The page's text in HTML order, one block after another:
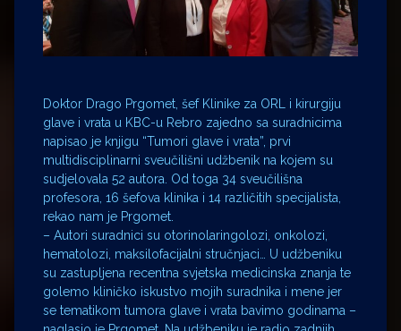
Doktor Drago Prgomet, šef Klinike za ORL i kirurgiju
glave i vrata u KBC-u Rebro zajedno sa suradnicima
napisao je knjigu “Tumori glave i vrata”, prvi
multidisciplinarni sveučilišni udžbenik na kojem su
sudjelovala 52 autora. Od toga 34 sveučilišna
profesora, 16 šefova klinika i 14 različitih specijalista,
rekao nam je Prgomet.
– Autori suradnici su otorinolaringolozi, onkolozi,
hematolozi, maksilofacijalni stručnjaci… U udžbeniku
su zastupljena recentna svjetska medicinska znanja te
golemo kliničko iskustvo mojih suradnika i mene jer
se tematikom tumora glave i vrata bavimo godinama –